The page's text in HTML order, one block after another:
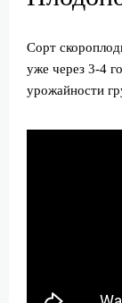
Сорт
уже через 3-4
урожайности